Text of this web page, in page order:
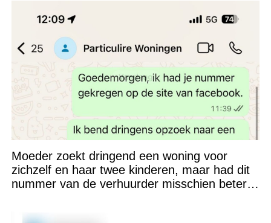
Moeder zoekt dringend een woning voor
zichzelf en haar twee kinderen, maar had dit
nummer van de verhuurder misschien beter